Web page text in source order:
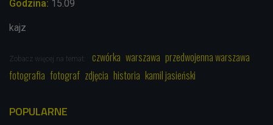
Godzina: 15.09
kajz
Zobacz więcej na temat: czwórka warszawa przedwojenna warszawa
fotografia fotograf zdjęcia historia kamil jasieński
POPULARNE